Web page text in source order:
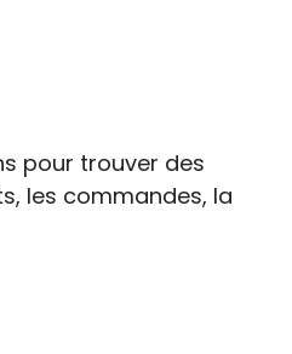
pour trouver des
les commandes, la